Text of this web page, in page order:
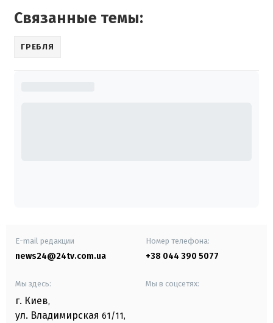
Связанные темы:
ГРЕБЛЯ
E-mail редакции
news24@24tv.com.ua
Номер телефона:
+38 044 390 5077
Мы здесь:
г. Киев,
ул. Владимирская 61/11,
Мы в соцсетях: